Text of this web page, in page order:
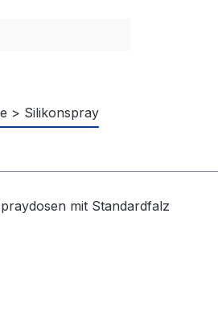
> Silikonspray